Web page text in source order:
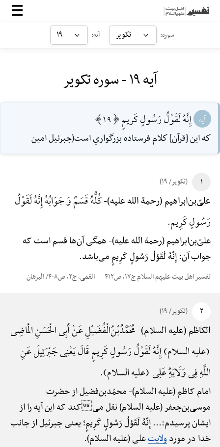
صفحه‌اصلی
ارتباط با ما
سوره: تکویر آیه: ۱۹
آیه ۱۹ - سوره تکویر
آیه إِنَّهُ لَقَوْلُ رَسُولٍ كَريمٍ [19]
كه اين [قرآن] كلام فرستاده بزرگواري است(جبرئيل امين
۱ (تکویر/ ۱۹)
علیّ‌بن‌ابراهیم (رحمة الله علیه)-کُلُّهُ قَسَمٌ وَ جَوَابُهُ إِنَّهُ لَقَوْلُ
رَسُولٍ کَرِیم.
علیّ‌بن‌ابراهیم (رحمة الله علیه)-همگی آن‌ها قسم است که
جواب آن: إِنَّهُ لَقَوْلُ رَسُولٍ کَرِیمٍ می‌باشد.
تفسیر اهل بیت علیهم السلام ج۱۷، ص۴۱۲ القمی، ج۲، ص۴۰۸/ البرهان
۲ (تکویر/ ۱۹)
الکاظم (علیه السلام)-مُحَمَّدُ‌بْنُ‌الْفُضَیْلِ عَنْ أَبِی الْحَسَنِ الْمَاضِی
(علیه السلام) إِنَّهُ لَقَوْلُ رَسُولٍ کَرِیمٍ قَالَ یَعْنِی جَبْرَئِیلَ عَنِ
اللَّهِ فِی وَلَایَهًِْ عَلِی (علیه السلام).
امام کاظم (علیه السلام)-محمّدبن‌فضیل از حضرت
موسی‌بن‌جعفر (علیه السلام) نقل میکند که این آیه را از
ایشان پرسیدم:... إِنَّهُ لَقَوْلُ رَسُولٍ کَرِیمٍ؛ یعنی جبرئیل از جانب
خدا در موردولایتعلی (علیه السلام).